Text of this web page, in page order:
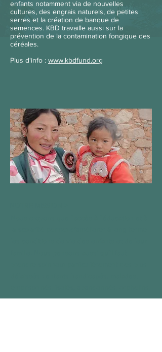
enfants notamment via de nouvelles
cultures, des engrais naturels, de petites
serres et la création de banque de
semences. KBD travaille aussi sur la
prévention de la contamination fongique des
céréales.
Plus d'info : www.kbdfund.org
...